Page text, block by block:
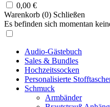
0,00 €
Warenkorb (0) Schließen
Es befinden sich momentan
Audio-Gästebuch
Sales & Bundles
Hochzeitssocken
Personalisierte
Schmuck
Armbänder